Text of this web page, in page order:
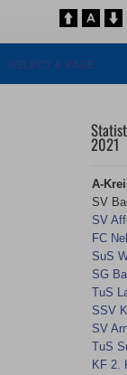
2021
A-
SV
SV
FC
SuS
SG
TuS
SSV
SV
TuS
KF 2.